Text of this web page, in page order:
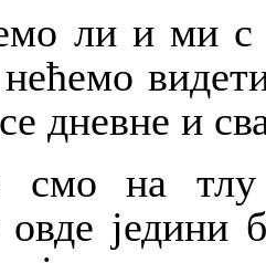
ли и ми
дневне и
на тлу
једини